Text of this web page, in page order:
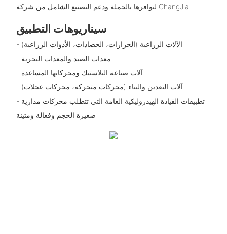
لتوافرها بالجملة ودعم التصنيع الشامل من شركة ChangJia.
سيناريوهات التطبيق
- الآلات الزراعية (الجرارات، الحصادات، الأدوات الزراعية)
- معدات الصيد والمعدات البحرية
- آلات صناعة البلاستيك ومحركاتها المساعدة
- آلات التعدين والبناء (محركات متحركة، محركات عجلات)
- تطبيقات القيادة الهيدروليكية العامة التي تتطلب محركات مدارية
صغيرة الحجم وفعالة ومتينة